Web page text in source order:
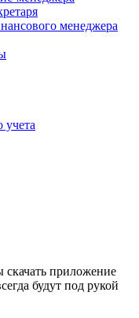
менеджера
учета
скачать приложение
будут под рукой